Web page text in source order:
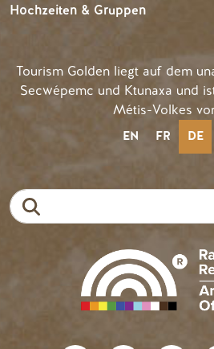
Hochzeiten & Gruppen
Tourism Golden liegt auf dem
Secwépemc und Ktunaxa und
Métis-Volkes
EN FR DE